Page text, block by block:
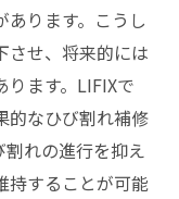
あります。こうし
させ、将来的には
ます。LIFIXで
的なひび割れ補修
れの進行を抑え
持することが可能